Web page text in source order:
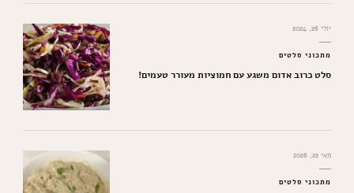
יולי 26, 2024
מתכוני סלטים
סלט כרוב אדום משגע עם חמוציות מעורר טעמים!
מאי 22, 2026
מתכוני סלטים